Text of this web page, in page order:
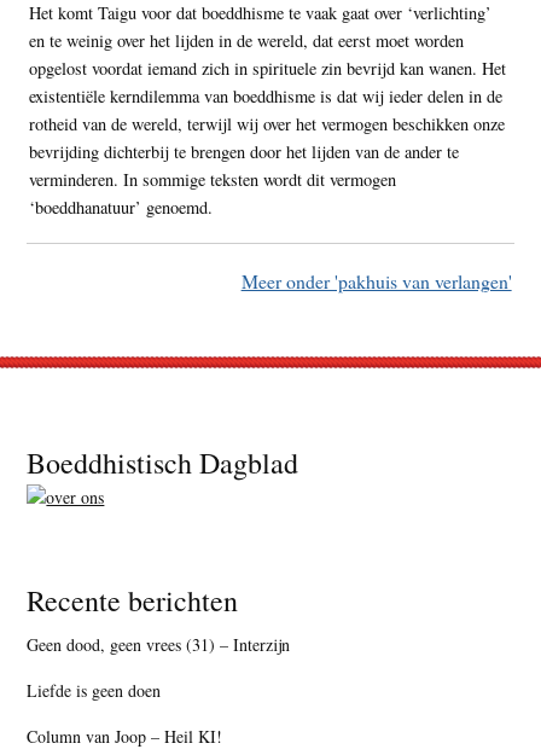
Het komt Taigu voor dat boeddhisme te vaak gaat over ‘verlichting’
en te weinig over het lijden in de wereld, dat eerst moet worden
opgelost voordat iemand zich in spirituele zin bevrijd kan wanen. Het
existentiële kerndilemma van boeddhisme is dat wij ieder delen in de
rotheid van de wereld, terwijl wij over het vermogen beschikken onze
bevrijding dichterbij te brengen door het lijden van de ander te
verminderen. In sommige teksten wordt dit vermogen
‘boeddhanatuur’ genoemd.
Meer onder 'pakhuis van verlangen'
Footer
Boeddhistisch Dagblad
Recente berichten
Geen dood, geen vrees (31) – Interzijn
Liefde is geen doen
Column van Joop – Heil KI!